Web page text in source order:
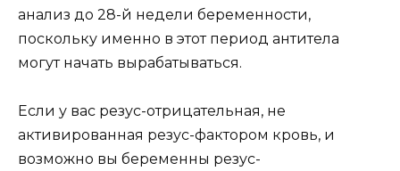
анализ до 28-й недели беременности,
поскольку именно в этот период антитела
могут начать вырабатываться.
Если у вас резус-отрицательная, не
активированная резус-фактором кровь, и
возможно вы беременны резус-